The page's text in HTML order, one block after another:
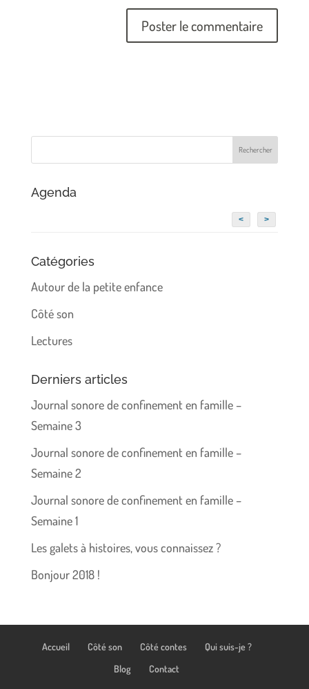
Agenda
< >
Catégories
Autour de la petite enfance
Côté son
Lectures
Derniers articles
Journal sonore de confinement en famille –
Semaine 3
Journal sonore de confinement en famille –
Semaine 2
Journal sonore de confinement en famille –
Semaine 1
Les galets à histoires, vous connaissez ?
Bonjour 2018 !
Accueil Côté son Côté contes
Qui suis-je ?
Blog
Contact